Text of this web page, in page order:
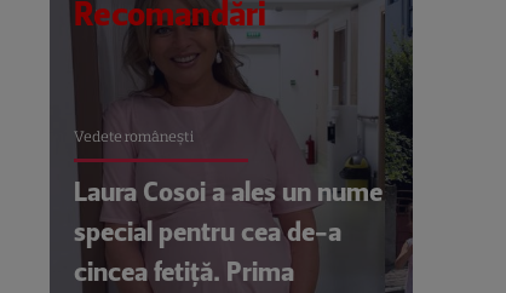
Recomandări
Vedete româneşti
Laura Cosoi a ales un nume
special pentru cea de-a
cincea fetiță. Prima